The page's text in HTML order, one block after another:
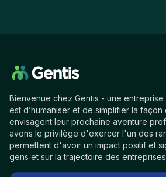
Bienvenue chez Gentis - une
est d’humaniser et de simplifier la
envisagent leur prochaine aventure
avons le privilège d'exercer l'un des
permettent d'avoir un impact positif et
gens et sur la trajectoire des